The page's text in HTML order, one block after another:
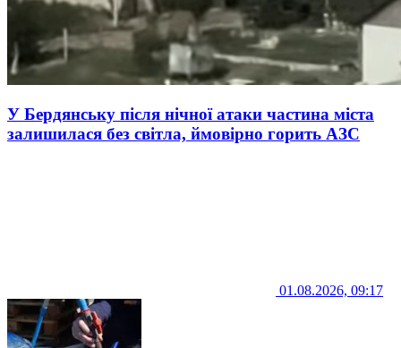
У Бердянську після нічної атаки частина міста
залишилася без світла, ймовірно горить АЗС
01.08.2026, 09:17